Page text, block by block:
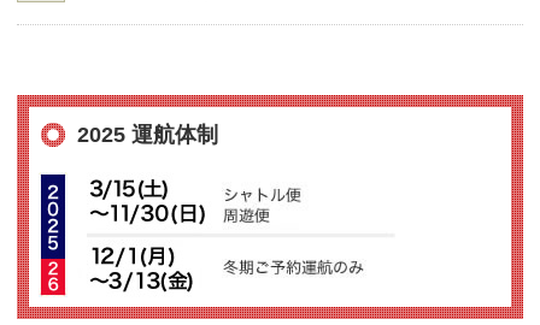
2025 運航体制